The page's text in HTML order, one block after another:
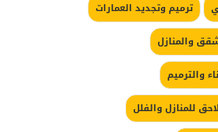
ترميم وتجديد العمارات
والمنازل
والترميم
للمنازل والفلل